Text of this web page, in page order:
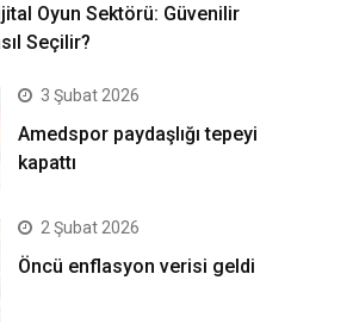
Oyun Sektörü: Güvenilir
Seçilir?
3 Şubat 2026
Amedspor paydaşlığı tepeyi
kapattı
2 Şubat 2026
Öncü enflasyon verisi geldi